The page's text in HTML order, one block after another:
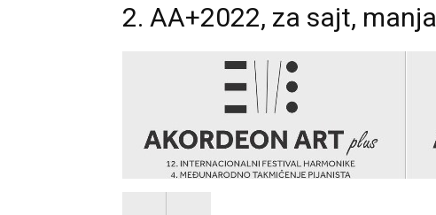
2. AA+2022, za sajt, manja